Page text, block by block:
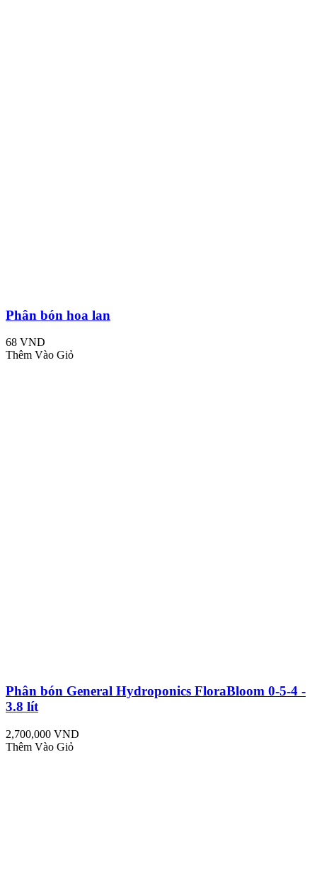
Phân bón hoa lan
68 VND
Thêm Vào Giỏ
Phân bón General Hydroponics FloraBloom 0-5-4 -
3.8 lít
2,700,000 VND
Thêm Vào Giỏ